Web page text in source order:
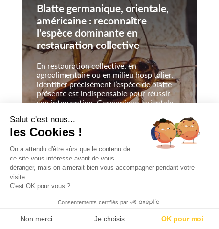
Blatte germanique, orientale,
américaine : reconnaître
l’espèce dominante en
restauration collective
En restauration collective, en
agroalimentaire ou en milieu hospitalier,
identifier précisément l’espèce de blatte
présente est indispensable pour réussir
son intervention. Germanique, orientale,
Salut c'est nous...
les Cookies !
On a attendu d'être sûrs que le contenu de
ce site vous intéresse avant de vous
déranger, mais on aimerait bien vous accompagner pendant votre
visite...
C'est OK pour vous ?
Consentements certifiés par
Non merci Je choisis OK pour moi